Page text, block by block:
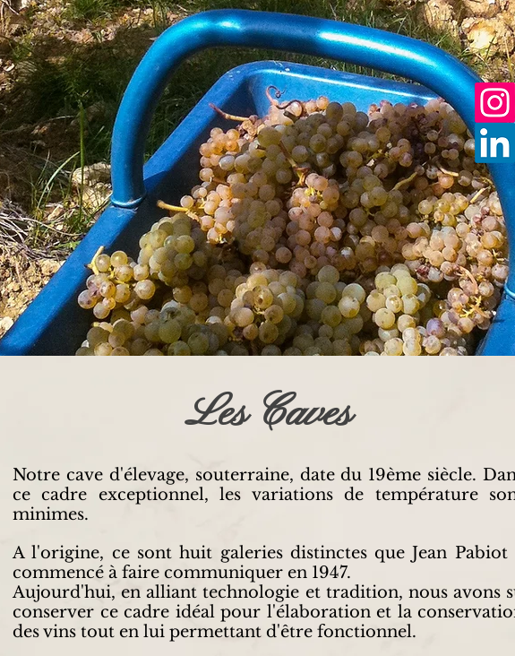
Les Caves
Notre cave d'élevage, souterraine, date du 19ème siècle.
ce cadre exceptionnel, les variations de température
minimes.
A l'origine, ce sont huit galeries distinctes que Jean Pabiot
commencé à faire communiquer en 1947.
Aujourd'hui, en alliant technologie et tradition, nous avons
conserver ce cadre idéal pour l'élaboration et la
des vins tout en lui permettant d'être fonctionnel.